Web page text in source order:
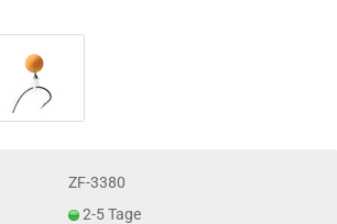
ZF-3380
2-5 Tage